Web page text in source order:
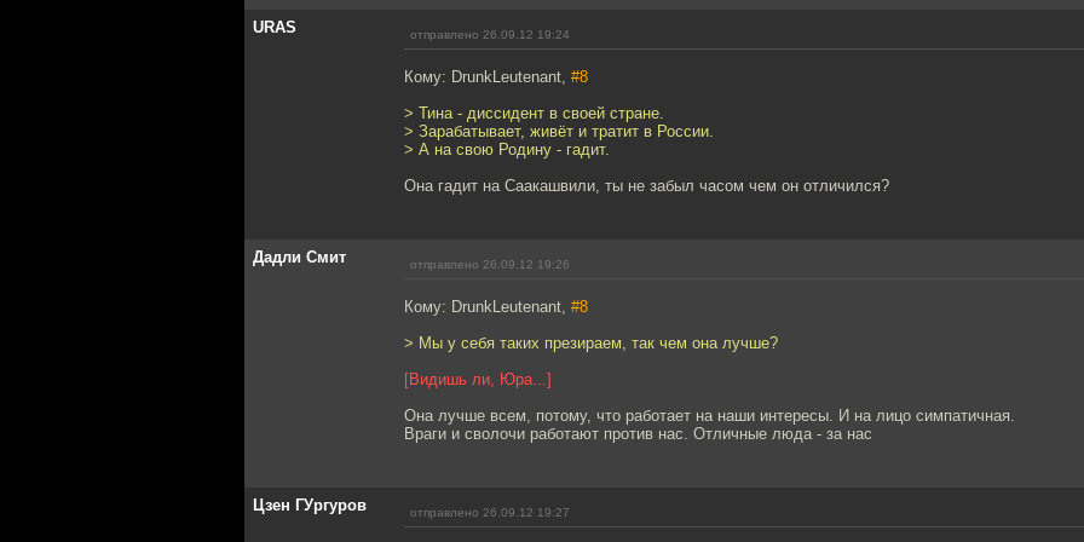
URAS отправлено 26.09.12 19:24
Кому: DrunkLeutenant, #8
> Тина - диссидент в своей стране.
> Зарабатывает, живёт и тратит в России.
> А на свою Родину - гадит.
Она гадит на Саакашвили, ты не забыл часом чем он отличился?
Дадли Смит отправлено 26.09.12 19:26
Кому: DrunkLeutenant, #8
> Мы у себя таких презираем, так чем она лучше?
[Видишь ли, Юра...]
Она лучше всем, потому, что работает на наши интересы. И на лицо симпатичная.
Враги и сволочи работают против нас. Отличные люда - за нас
Цзен ГУргуров отправлено 26.09.12 19:27